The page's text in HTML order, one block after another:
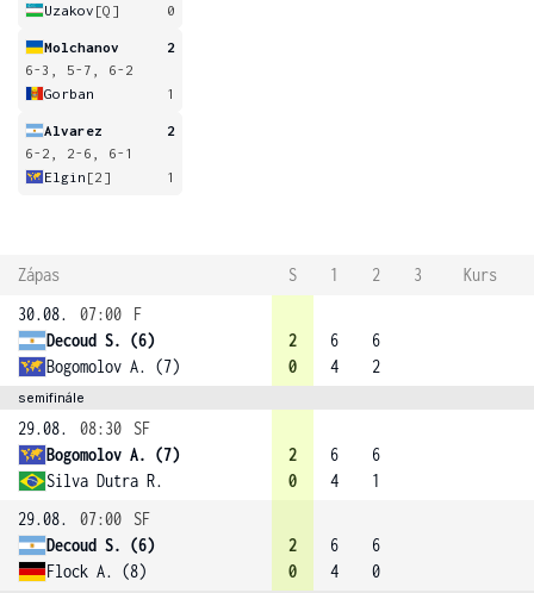
Uzakov [Q] 0
Molchanov
2
6-3, 5-7, 6-2
Gorban
1
Alvarez
2
6-2, 2-6, 6-1
Elgin [2] 1
Zápas S 1 2 3
Kurs
30.08.
07:00
F
Decoud S. (6)
Bogomolov A. (7)
2
0
6
4
6
2
semifinále
29.08. 08:30
SF
Bogomolov A. (7)
Silva Dutra R.
2
0
6
4
6
1
29.08.
07:00
SF
Decoud S. (6)
Flock A. (8)
2
0
6
4
6
0